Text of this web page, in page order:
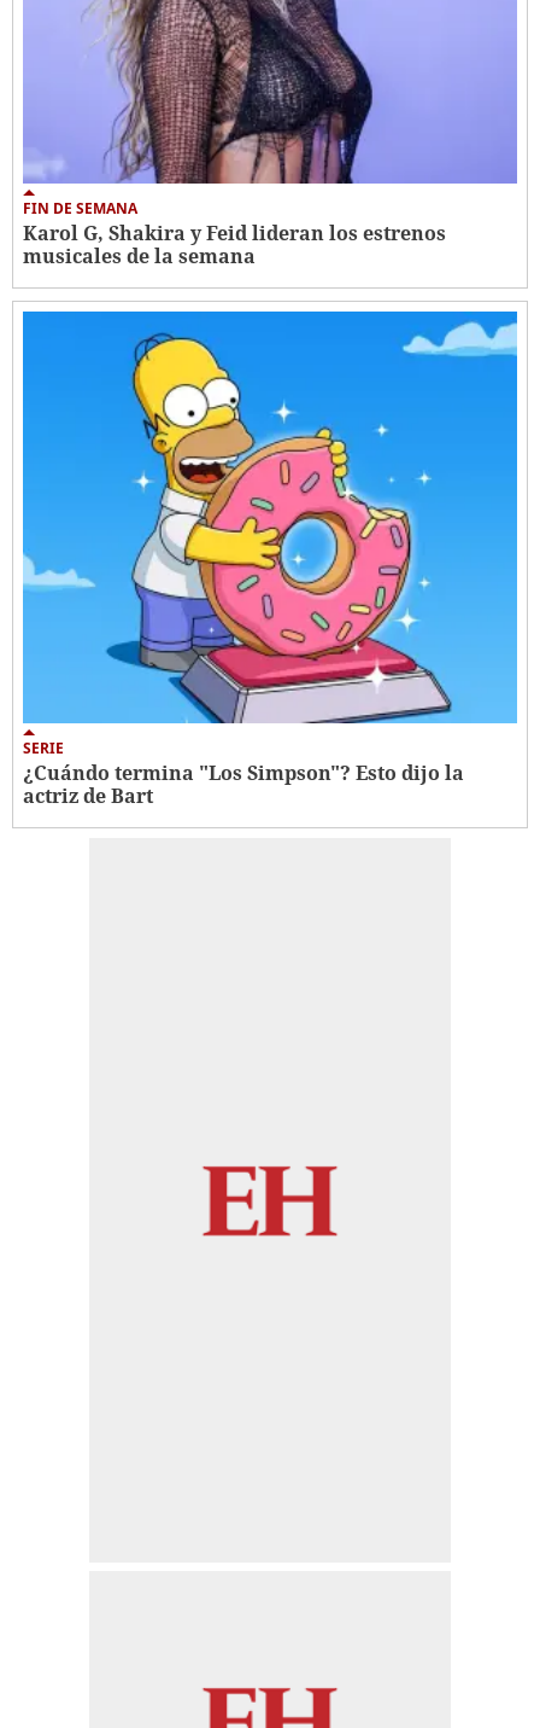
FIN DE SEMANA
Karol G, Shakira y Feid lideran los estrenos
musicales de la semana
SERIE
¿Cuándo termina "Los Simpson"? Esto dijo la
actriz de Bart